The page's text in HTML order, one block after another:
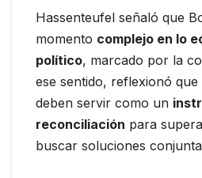
Hassenteufel señaló que
momento complejo en lo
político, marcado por la
ese sentido, reflexionó que
deben servir como un
reconciliación para
buscar soluciones